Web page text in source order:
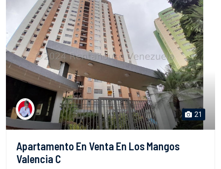
21
Apartamento En Venta En Los Mangos
Valencia C